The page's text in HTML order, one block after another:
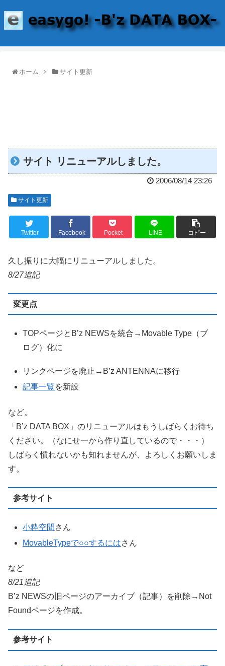
ホーム サイト更新
サイト リニューアルしました。
2006/08/14 23:26
サイト更新
Twitter Facebook Pocket LINE コピー
久し振りに大幅にリニューアルしました。
8/27追記
変更点
TOPページとB’z NEWSを統合→Movable Type（ブ
ログ）化に
リンクページを廃止→B’z ANTENNAに移行
記事一覧を新設
など。
「B’z DATA BOX」のリニューアルはもうしばらくお待ち
ください。（なにせ一から作り直しているので・・・）
しばらく慣れないかも知れませんが、よろしくお願いしま
す。
参考サイト
小粋空間 さん
MovableTypeで○○するにはさん
など
8/21追記
B’z NEWSの旧ページのアーカイブ（記事）を削除→Not
Foundページを作成。
参考サイト